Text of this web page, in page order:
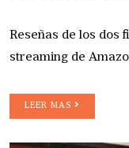
Reseñas de los dos
streaming de
LEER MAS